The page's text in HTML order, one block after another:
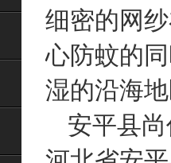
细密的网
心防蚊的
湿的沿海
安平县